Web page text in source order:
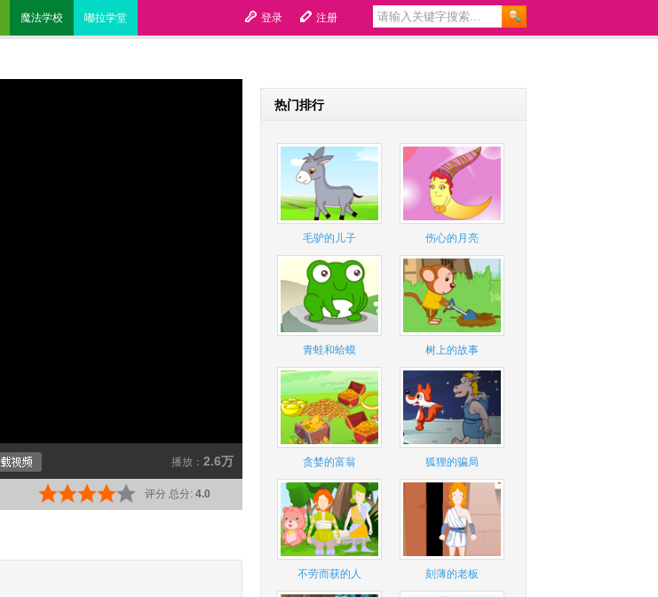
魔法学校 嘟拉学堂 注册
登录
播放： 2.6万
评分 总分: 4.0
热门排行
毛驴的儿子 伤心的月亮
青蛙和蛤蟆 树上的故事
贪婪的富翁 狐狸的骗局
不劳而获的人 刻薄的老板